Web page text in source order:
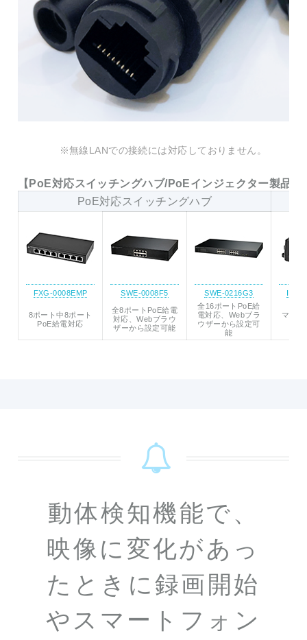
※無線LANでの接続には対応しておりません。
【PoE対応スイッチングハブ/PoEインジェクター製品一
PoE対応スイッチングハブ
FXG-0008EMP SWE-0008F5 SWE-0216G3
8ポート中8ポート
PoE給電対応
全8ポートPoE給電
対応、Webブラウ
ザーから設定可能
全16ポートPoE給
電対応、Webブラ
ウザーから設定可
能
マル
動体検知機能で、
映像に変化があっ
たときに録画開始
やスマートフォン